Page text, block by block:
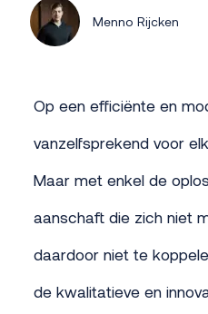
Menno Rijcken
Op een efficiënte en
vanzelfsprekend voor
Maar met enkel de
aanschaft die zich niet
daardoor niet te
de kwalitatieve en